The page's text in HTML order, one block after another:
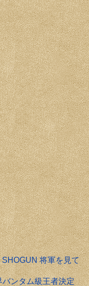
将軍を見て
ンタム級王者決定